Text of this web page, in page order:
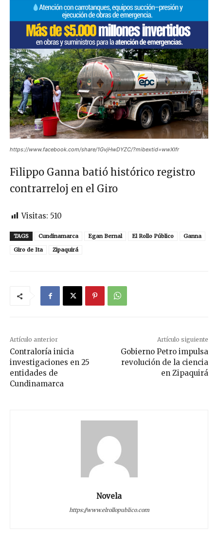
https://www.facebook.com/share/1GvjHwDYZC/?mibextid=wwXIfr
Filippo Ganna batió histórico registro
contrarreloj en el Giro
Visitas: 510
TAGS Cundinamarca Egan Bernal El Rollo Público
Ganna
Giro de Ita
Zipaquirá
Artículo anterior
Contraloría inicia
investigaciones en 25
entidades de
Cundinamarca
Artículo siguiente
Gobierno Petro impulsa
revolución de la ciencia
en Zipaquirá
Novela
https://www.elrollopublico.com